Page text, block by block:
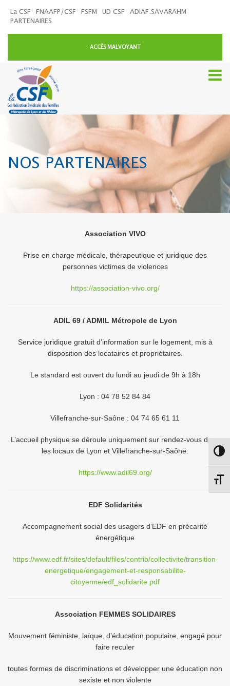
La CSF FNAAFP/CSF FSFM UD CSF
ADIAF.SAVARAHM
PARTENAIRES
ACCÈS MALVOYANT
NOS PARTENAIRES
Association VIVO
Prise en charge médicale, thérapeutique et juridique des
personnes victimes de violences
https://association-vivo.org/
ADIL 69 / ADMIL Métropole de Lyon
Service juridique gratuit d’information sur le logement, mis à
disposition des locataires et propriétaires.
Le standard est ouvert du lundi au jeudi de 9h à 18h
Lyon : 04 78 52 84 84
Villefranche-sur-Saône : 04 74 65 61 11
L’accueil physique se déroule uniquement sur rendez-vous dans
les locaux de Lyon et Villefranche-sur-Saône.
https://www.adil69.org/
EDF Solidarités
Accompagnement social des usagers d’EDF en précarité
énergétique
https://www.edf.fr/sites/default/files/contrib/collectivite/transition-
energetique/engagement-et-responsabilite-
citoyenne/edf_solidarite.pdf
Association FEMMES SOLIDAIRES
Mouvement féministe, laïque, d’éducation populaire, engagé pour
faire reculer
toutes formes de discriminations et développer une éducation non
sexiste et non violente